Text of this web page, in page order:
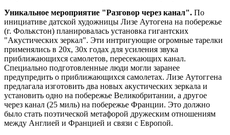
Уникальное мероприятие "Разговор через канал". По
инициативе датской художницы Лизе Аутогена на побережье
(г. Фолькстон) планировалась установка гигантских
"Акустических зеркал". Эти интригующие огромные тарелки
применялись в 20х, 30х годах для усиления звука
приближающихся самолетов, пересекающих канал.
Специально подготовленные люди могли заранее
предупредить о приближающихся самолетах. Лизе Аутоггена
предлагала изготовить два новых акустических зеркала и
установить одно на побережье Великобритании, а другое
через канал (25 миль) на побережье Франции. Это должно
было стать поэтической метафорой дружеским отношениям
между Англией и Францией и связи с Европой.